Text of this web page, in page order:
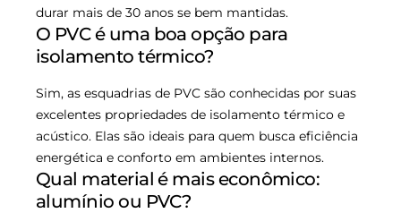
durar mais de 30 anos se bem mantidas.
O PVC é uma boa opção para
isolamento térmico?
Sim, as esquadrias de PVC são conhecidas por suas
excelentes propriedades de isolamento térmico e
acústico. Elas são ideais para quem busca eficiência
energética e conforto em ambientes internos.
Qual material é mais econômico:
alumínio ou PVC?